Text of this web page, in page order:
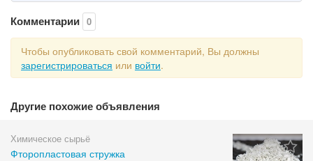
Комментарии 0
Чтобы опубликовать свой комментарий, Вы должны
зарегистрироваться или войти.
Другие похожие объявления
Химическое сырьё
Фторопластовая стружка